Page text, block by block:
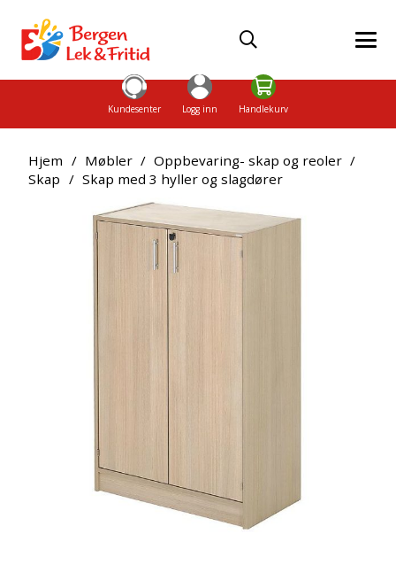
Kundesenter Logg inn Handlekurv
Hjem / Møbler / Oppbevaring- skap og reoler /
Skap / Skap med 3 hyller og slagdører